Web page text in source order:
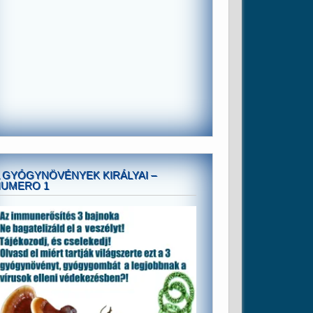
GYÓGYNÖVÉNYEK KIRÁLYAI –
1